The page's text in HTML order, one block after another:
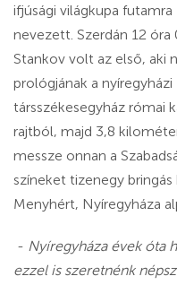
ifjúsági világkupa
nevezett. Szerdán 12 óra
Stankov volt az első, aki
prológjának a
társszékesegyház
rajtból, majd 3,8
messze onnan a
színeket tizenegy bringás
Menyhért, Nyíregyháza
- Nyíregyháza évek óta
ezzel is szeretnénk